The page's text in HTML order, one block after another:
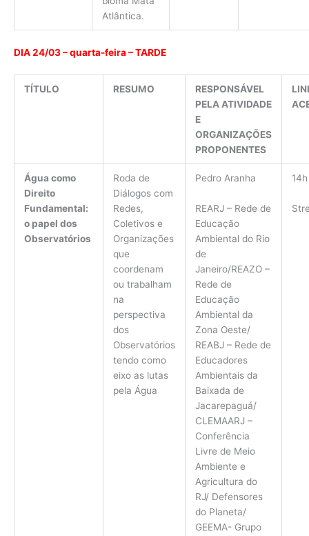
Atlântica.
DIA 24/03 – quarta-feira – TARDE
TÍTULO RESUMO
RESPONSÁVEL
PELA ATIVIDADE
E
ORGANIZAÇÕES
PROPONENTES
Água como
Direito
Fundamental:
o papel dos
Observatórios
Roda de
Diálogos com
Redes,
Coletivos e
Organizações
que
coordenam
ou trabalham
na
perspectiva
dos
Observatórios
tendo como
eixo as lutas
pela Água
Pedro Aranha
REARJ – Rede de
Educação
Ambiental do Rio
de
Janeiro/REAZO –
Rede de
Educação
Ambiental da
Zona Oeste/
REABJ – Rede de
Educadores
Ambientais da
Baixada de
Jacarepaguá/
CLEMAARJ –
Conferência
Livre de Meio
Ambiente e
Agricultura do
RJ/ Defensores
do Planeta/
GEEMA- Grupo